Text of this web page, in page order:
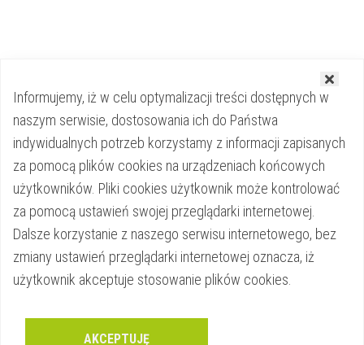
Informujemy, iż w celu optymalizacji treści dostępnych w
naszym serwisie, dostosowania ich do Państwa
indywidualnych potrzeb korzystamy z informacji zapisanych
za pomocą plików cookies na urządzeniach końcowych
użytkowników. Pliki cookies użytkownik może kontrolować
za pomocą ustawień swojej przeglądarki internetowej.
Dalsze korzystanie z naszego serwisu internetowego, bez
zmiany ustawień przeglądarki internetowej oznacza, iż
użytkownik akceptuje stosowanie plików cookies.
AKCEPTUJĘ
Polityka prywatności
Copyrights © grzegorzczekala.pl 2026